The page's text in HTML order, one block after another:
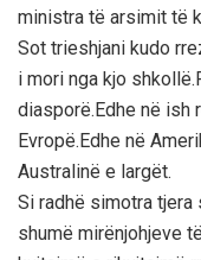
ministra të arsimit të
Sot trieshjani kudo
i mori nga kjo
diasporë.Edhe në ish
Evropë.Edhe në
Australinë e largët.
Si radhë simotra
shumë mirënjohjeve